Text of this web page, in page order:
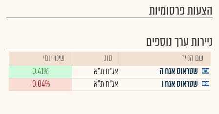
הצעות פרסומיות
ניירות ערך נוספים
שם הנייר סוג
שינוי יומי
שטראוס אגח ה
אג"ח ת"א
0.41%
שטראוס אגח ו
אג"ח ת"א -0.04%